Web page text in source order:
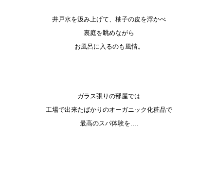
井戸水を汲み上げて、柚子の皮を浮かべ
裏庭を眺めながら
お風呂に入るのも風情。
ガラス張りの部屋では
工場で出来たばかりのオーガニック化粧品で
最高のスパ体験を….